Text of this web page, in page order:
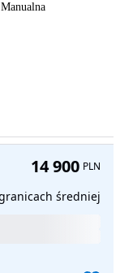
Manualna
14 900 PLN
średniej